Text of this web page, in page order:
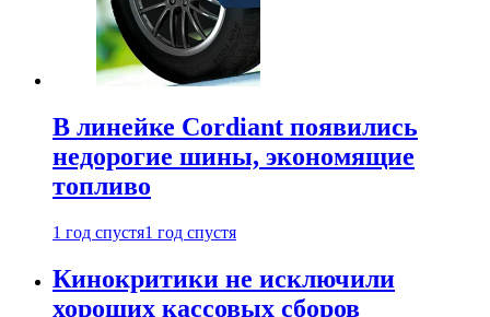
В линейке Cordiant появились
недорогие шины, экономящие
топливо
1 год спустя1 год спустя
Кинокритики не исключили
хороших кассовых сборов